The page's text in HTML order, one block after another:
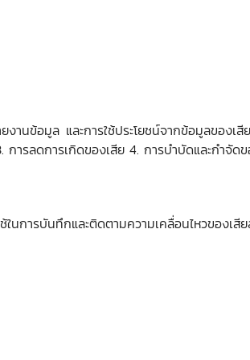
นข้อมูล และการใช้ประโยชน์จากข้อมูลของเสี
ารลดการเกิดของเสีย 4. การบำบัดและกำจัดข
ารบันทึกและติดตามความเคลื่อนไหวของเสีย